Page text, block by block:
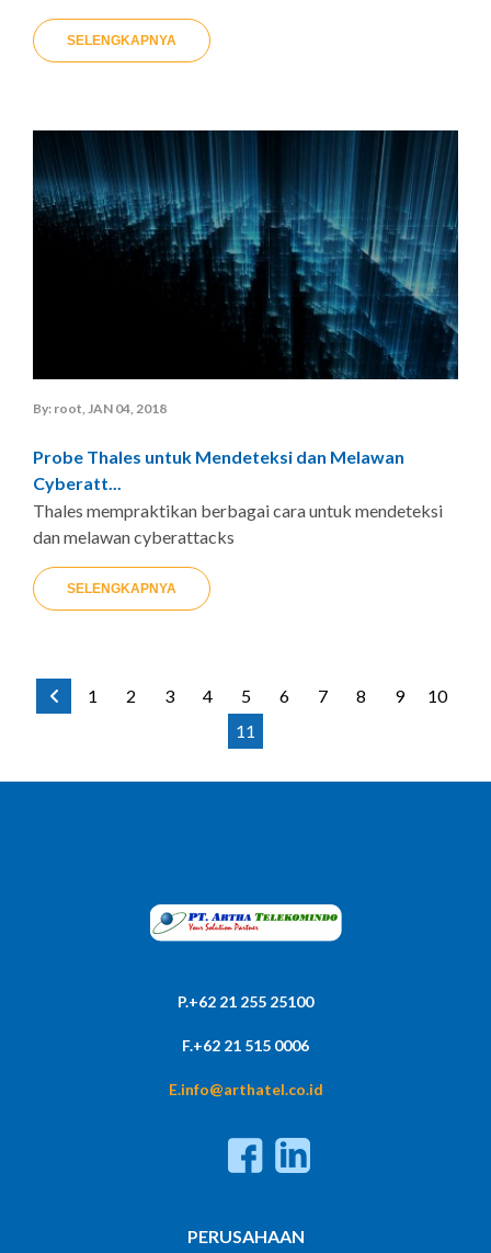
SELENGKAPNYA
By: root, JAN 04, 2018
Probe Thales untuk Mendeteksi dan Melawan
Cyberatt...
Thales mempraktikan berbagai cara untuk mendeteksi
dan melawan cyberattacks
SELENGKAPNYA
1 2 3 4 5 6 7 8 9
10
11
P.+62 21 255 25100
F.+62 21 515 0006
E.info@arthatel.co.id
PERUSAHAAN